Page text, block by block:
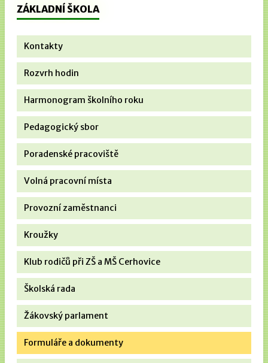
ZÁKLADNÍ ŠKOLA
Kontakty
Rozvrh hodin
Harmonogram školního roku
Pedagogický sbor
Poradenské pracoviště
Volná pracovní místa
Provozní zaměstnanci
Kroužky
Klub rodičů při ZŠ a MŠ Cerhovice
Školská rada
Žákovský parlament
Formuláře a dokumenty